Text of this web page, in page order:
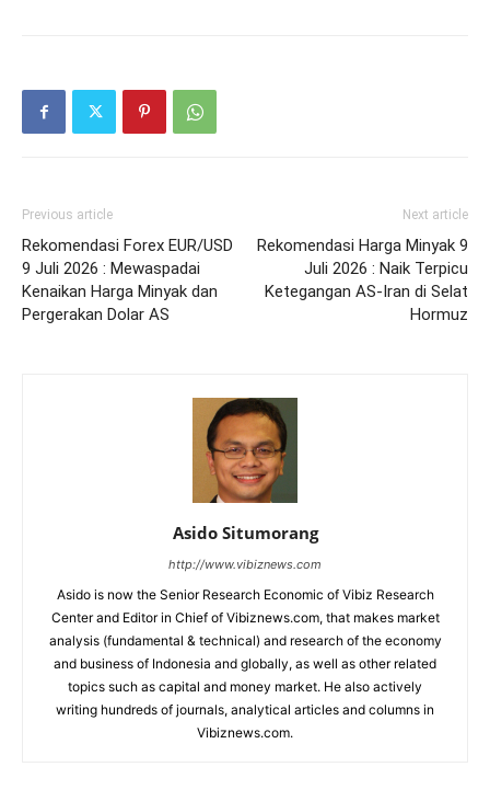
Previous article
Rekomendasi Forex EUR/USD
9 Juli 2026 : Mewaspadai
Kenaikan Harga Minyak dan
Pergerakan Dolar AS
Next article
Rekomendasi Harga Minyak 9
Juli 2026 : Naik Terpicu
Ketegangan AS-Iran di Selat
Hormuz
Asido Situmorang
http://www.vibiznews.com
Asido is now the Senior Research Economic of Vibiz Research
Center and Editor in Chief of Vibiznews.com, that makes market
analysis (fundamental & technical) and research of the economy
and business of Indonesia and globally, as well as other related
topics such as capital and money market. He also actively
writing hundreds of journals, analytical articles and columns in
Vibiznews.com.